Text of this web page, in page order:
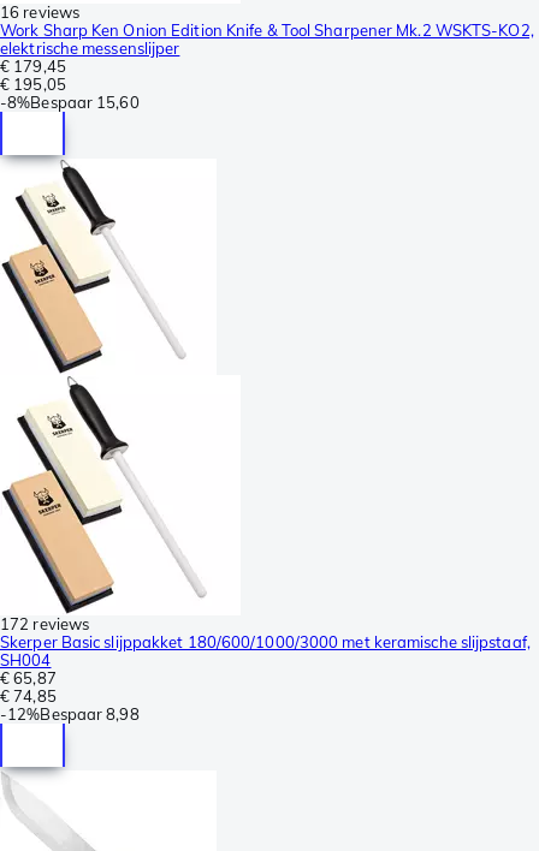
16 reviews
Work Sharp Ken Onion Edition Knife & Tool Sharpener Mk.2 WSKTS-KO2,
elektrische messenslijper
€ 179,45
€ 195,05
-8%Bespaar 15,60
172 reviews
Skerper Basic slijppakket 180/600/1000/3000 met keramische slijpstaaf,
SH004
€ 65,87
€ 74,85
-12%Bespaar 8,98